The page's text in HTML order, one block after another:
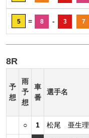
5 = 8 - 3 7
8R
予
想
雨
予
想
車
番
選手名
○ 1 松尾 亜生理